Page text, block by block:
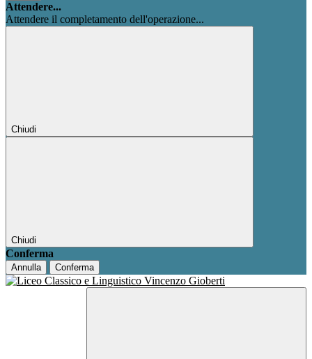
Attendere...
Attendere il completamento dell'operazione...
Chiudi
Chiudi
Conferma
Annulla Conferma